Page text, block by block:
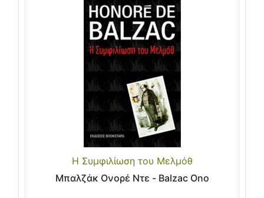
Η Συμφιλίωση του Μελμόθ
Μπαλζάκ Ονορέ Ντε - Balzac Ono